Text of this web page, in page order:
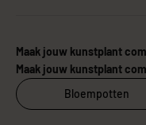
Maak jouw kunstplant
Maak jouw kunstplant
Bloempotten